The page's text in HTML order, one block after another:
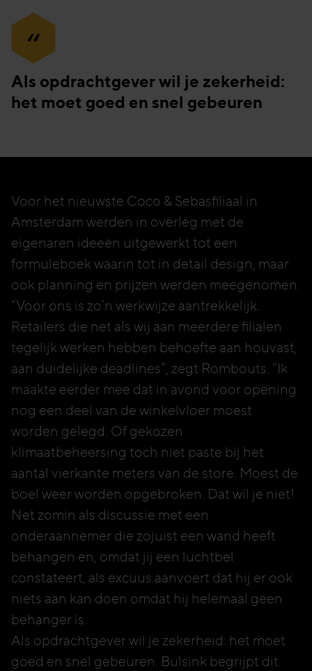
“
Als opdrachtgever wil je zekerheid:
het moet goed en snel gebeuren
Voor het nieuwste Coco & Sebasfiliaal in
Amsterdam werden in overleg met de
eigenaren ideeën uitgewerkt tot een
formuleboek waarin tot in detail design, maar
ook planning en prijzen werden meegenomen.
“Voor ons is zo’n werkwijze aantrekkelijk.
Retailers die net als wij aan meerdere filialen
tegelijk werken hebben behoefte aan houvast,
aan duidelijke deadlines”, zegt Rombouts. “Ik
maakte eerder mee dat in avond voor opening
nog een deel van de winkelvloer moest
worden gelegd. Of gekozen
klimaatbeheersing toch niet paste bij het
aantal vierkante meters van de store. Moest de
boel weer worden opgebroken. Dat wil je niet!
Net zomin als discussie met een
onderaannemer die zojuist een wand heeft
behangen en, omdat jij een luchtbel
constateert, als excuus aanvoert dat hij er ook
niets aan kan doen omdat hij helemaal geen
behanger is.
Als opdrachtgever wil je zekerheid: het moet
goed en snel gebeuren. Bulsink begrijpt dit.